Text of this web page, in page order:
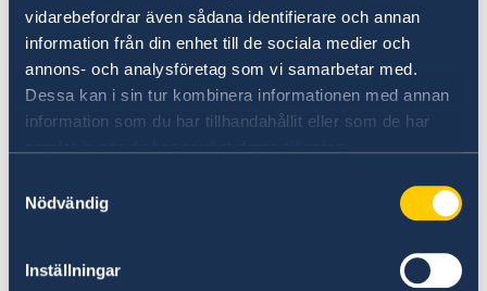
vidarebefordrar även sådana identifierare och annan
information från din enhet till de sociala medier och
annons- och analysföretag som vi samarbetar med.
Dessa kan i sin tur kombinera informationen med annan
information som du har tillhandahållit eller som de har
Nödvändig
Inställningar
Un monde à explorer
Le site officiel du tourisme et du voyage en
Suède.